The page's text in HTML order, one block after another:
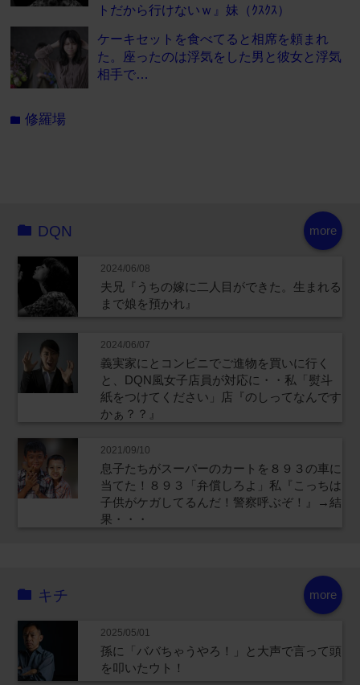
トだから行けないｗ』妹（ｸｽｸｽ）
ケーキセットを食べてると相席を頼まれ
た。座ったのは浮気をした男と彼女と浮気
相手で…
folder修羅場
more
DQN
2024/06/08
夫兄『うちの嫁に二人目ができた。生まれる
まで娘を預かれ』
2024/06/07
義実家にとコンビニでご進物を買いに行く
と、DQN風女子店員が対応に・・私「熨斗
紙をつけてください」店『のしってなんです
かぁ？？』
2021/09/10
息子たちがスーパーのカートを８９３の車に
当てた！８９３「弁償しろよ」私『こっちは
子供がケガしてるんだ！警察呼ぶぞ！』→結
果・・・
more
キチ
2025/05/01
孫に「ババちゃうやろ！」と大声で言って頭
を叩いたウト！